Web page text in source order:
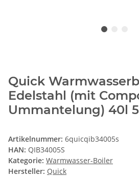
Quick
Edelstahl (mit
Ummantelung) 40l
Artikelnummer: 6quicqib34005s
HAN: QIB34005S
Kategorie: Warmwasser-Boiler
Hersteller: Quick